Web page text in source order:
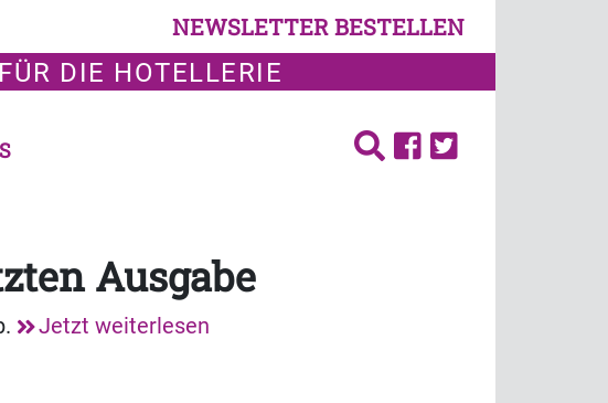
NEWSLETTER BESTELLEN
DIE HOTELLERIE
Ausgabe
Jetzt weiterlesen